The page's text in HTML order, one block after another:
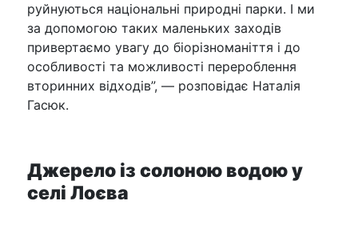
руйнуються національні природні парки. І ми
за допомогою таких маленьких заходів
привертаємо увагу до біорізноманіття і до
особливості та можливості перероблення
вторинних відходів”, — розповідає Наталія
Гасюк.
Джерело із солоною водою у
селі Лоєва